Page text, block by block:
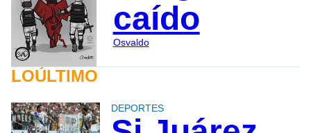
caído
Osvaldo
LOÚLTIMO
DEPORTES